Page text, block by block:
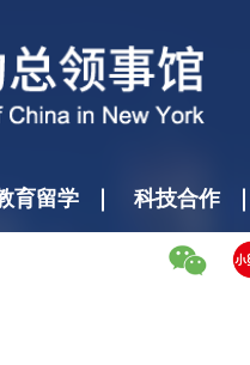
育留学 科技合作